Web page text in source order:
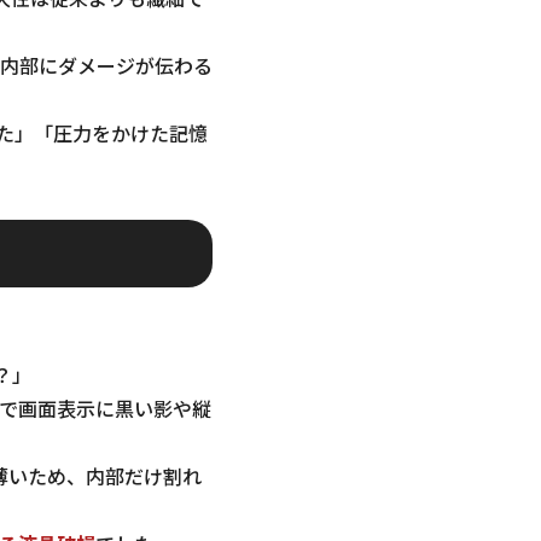
部にダメージが伝わる
」「圧力をかけた記憶
画面表示に黒い影や縦
ため、内部だけ割れ